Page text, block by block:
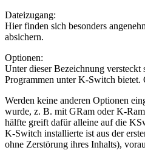
Dateizugang:
Hier finden sich besonders
absichern.
Optionen:
Unter dieser Bezeichnung
Programmen unter K-Switch bietet.
Werden keine anderen Optionen
wurde, z. B. mit GRam oder K-
hälfte greift dafür alleine auf die
K-Switch installierte ist aus der
ohne Zerstörung ihres Inhalts),